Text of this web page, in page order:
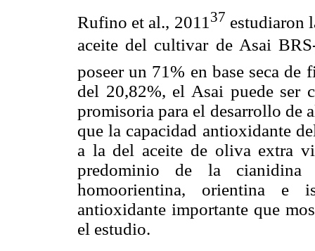
Rufino et al., 2011 37 estudiaron
aceite del cultivar de Asai
poseer un 71% en base seca
del 20,82%, el Asai puede ser
promisoria para el desarrollo de
que la capacidad antioxidante
a la del aceite de oliva extra
predominio de la cianidina
homoorientina, orientina e
antioxidante importante que
el estudio.